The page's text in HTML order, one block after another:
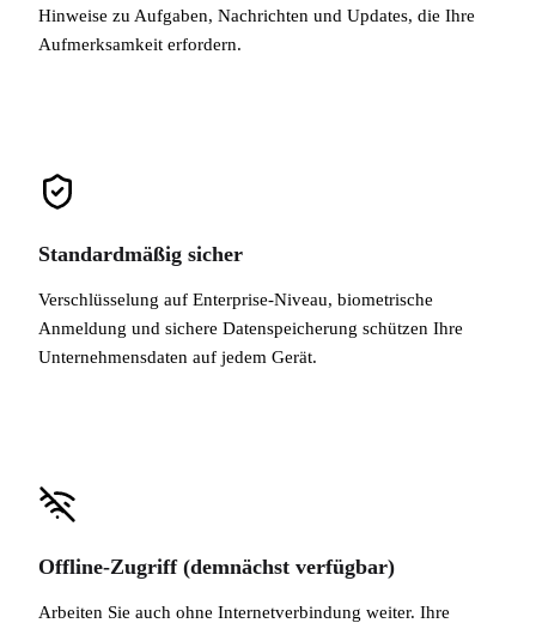
Hinweise zu Aufgaben, Nachrichten und Updates, die Ihre
Aufmerksamkeit erfordern.
Standardmäßig sicher
Verschlüsselung auf Enterprise-Niveau, biometrische
Anmeldung und sichere Datenspeicherung schützen Ihre
Unternehmensdaten auf jedem Gerät.
Offline-Zugriff (demnächst verfügbar)
Arbeiten Sie auch ohne Internetverbindung weiter. Ihre